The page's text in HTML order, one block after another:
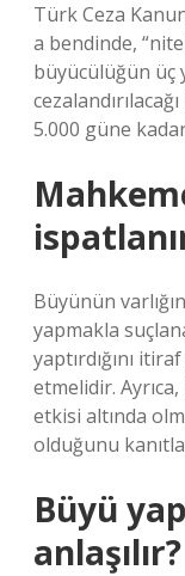
Türk Ceza
a bendinde,
büyücülüğün üç
5.000 güne
Büyünün
yapmakla
yaptırdığını
etmelidir.
etkisi altında
olduğunu
Büyü
anlaşılır?